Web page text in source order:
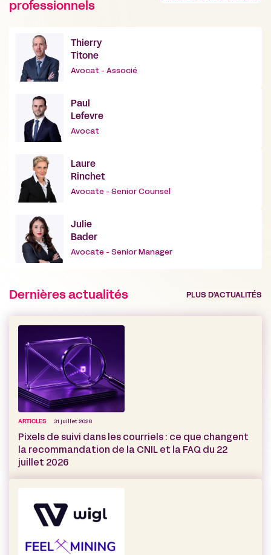
professionnels
Thierry
Titone
Avocat - Associé
Paul
Lefevre
Avocat
Laure
Rinchet
Avocate - Senior Counsel
Julie
Bader
Avocate - Senior Manager
Dernières actualités PLUS D’ACTUALITÉS
ARTICLES 31 juillet 2026
Pixels de suivi dans les courriels : ce que changent
la recommandation de la CNIL et la FAQ du 22
juillet 2026